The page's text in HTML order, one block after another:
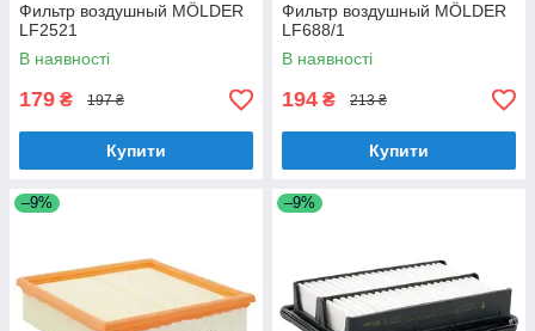
Фильтр воздушный MÖLDER
LF2521
В наявності
179 ₴ 197 ₴
Купити
Фильтр воздушный MÖLDER
LF688/1
В наявності
194 ₴ 213 ₴
Купити
–9% –9%